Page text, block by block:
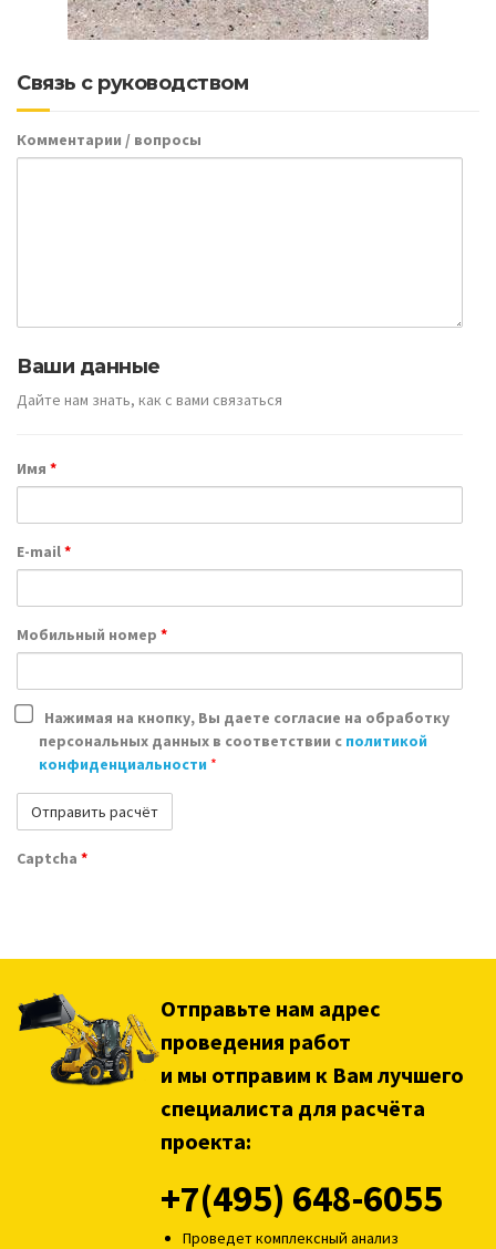
Связь с руководством
Комментарии / вопросы
Ваши данные
Дайте нам знать, как с вами связаться
Имя *
E-mail*
Мобильный номер *
Нажимая на кнопку, Вы даете согласие на обработку
персональных данных в соответствии с политикой
конфиденциальности *
Captcha *
Отправьте нам адрес
проведения работ
и мы отправим к Вам лучшего
специалиста для расчёта
проекта:
+7(495) 648-6055
Проведет комплексный анализ